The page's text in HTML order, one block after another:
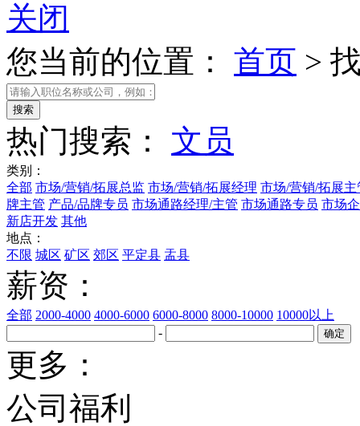
关闭
您当前的位置： 首页 >
热门搜索： 文员
类别：
全部 市场/营销/拓展总监 市场/营销/拓展经理 市场/营销/拓展主
牌主管 产品/品牌专员 市场通路经理/主管 市场通路专员 市场
新店开发 其他
地点：
不限 城区 矿区 郊区 平定县 盂县
薪资：
全部 2000-4000 4000-6000 6000-8000 8000-10000 10000以上
-
更多：
公司福利